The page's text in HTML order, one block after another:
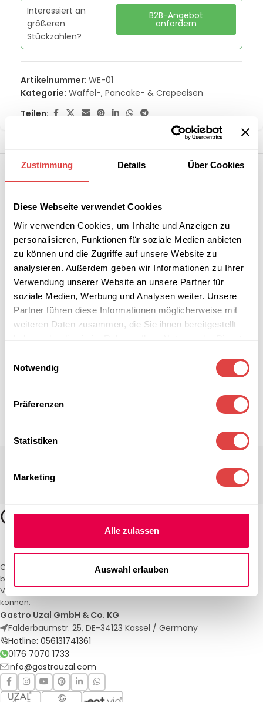
Zustimmung Details Über Cookies
Diese Webseite verwendet Cookies
Wir verwenden Cookies, um Inhalte und Anzeigen zu
personalisieren, Funktionen für soziale Medien anbieten
zu können und die Zugriffe auf unsere Website zu
analysieren. Außerdem geben wir Informationen zu Ihrer
Verwendung unserer Website an unsere Partner für
soziale Medien, Werbung und Analysen weiter. Unsere
Partner führen diese Informationen möglicherweise mit
weiteren Daten zusammen, die Sie ihnen bereitgestellt
Notwendig
Präferenzen
Statistiken
Marketing
Alle zulassen
Auswahl erlauben
Interessiert an
größeren
Stückzahlen?
B2B-Angebot
anfordern
Artikelnummer: WE-01
Kategorie: Waffel-, Pancake- & Crepeeisen
Teilen:
Gastro Uzal – Ihr Spezialist für Gastronomiemöbel und -textilien. Wir
bieten maßgeschneiderte Lösungen für Restaurants, Hotels und
Veranstaltungen. Qualität und Service, auf die Sie sich verlassen
können.
Gastro Uzal GmbH & Co. KG
Falderbaumstr. 25, DE-34123 Kassel / Germany
Hotline: 056131741361
0176 7070 1733
info@gastrouzal.com